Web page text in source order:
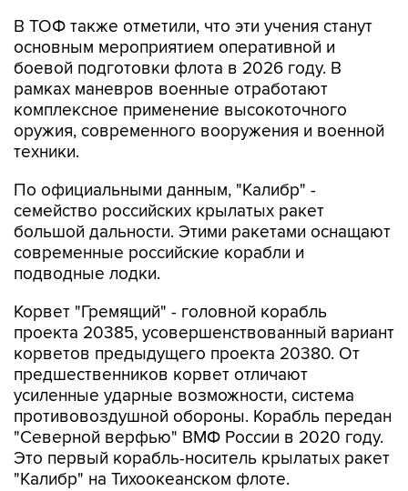
В ТОФ также отметили, что эти учения станут
основным мероприятием оперативной и
боевой подготовки флота в 2026 году. В
рамках маневров военные отработают
комплексное применение высокоточного
оружия, современного вооружения и военной
техники.
По официальными данным, "Калибр" -
семейство российских крылатых ракет
большой дальности. Этими ракетами оснащают
современные российские корабли и
подводные лодки.
Корвет "Гремящий" - головной корабль
проекта 20385, усовершенствованный вариант
корветов предыдущего проекта 20380. От
предшественников корвет отличают
усиленные ударные возможности, система
противовоздушной обороны. Корабль передан
"Северной верфью" ВМФ России в 2020 году.
Это первый корабль-носитель крылатых ракет
"Калибр" на Тихоокеанском флоте.